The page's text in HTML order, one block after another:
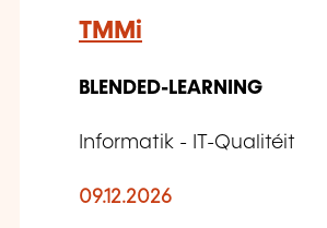
TMMi
BLENDED-LEARNING
Informatik - IT-Qualitéit
09.12.2026